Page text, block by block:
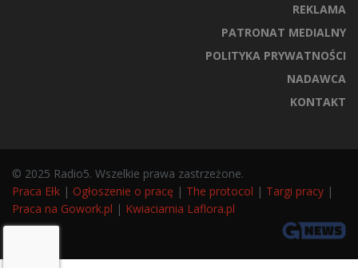
REKLAMA
PATRONAT MEDIALNY
POLITYKA PRYWATNOŚCI
NADAWCA
KONTAKT
© 2025 Radio5. Wszelkie prawa zastrzeżone.
Praca Ełk | Ogłoszenie o pracę | The protocol | Targi pracy |
Praca na Gowork.pl | Kwiaciarnia Laflora.pl